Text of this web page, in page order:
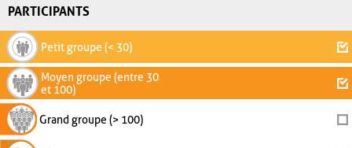
PARTICIPANTS
Petit groupe (< 30)
Moyen groupe (entre 30
et 100)
Grand groupe (> 100)